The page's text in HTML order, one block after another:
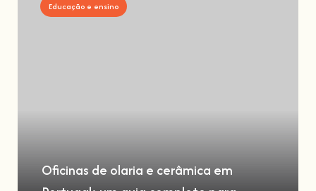
Educação e ensino
Oficinas de olaria e cerâmica em